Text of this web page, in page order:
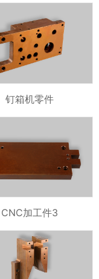
钉箱机零件
CNC加工件3